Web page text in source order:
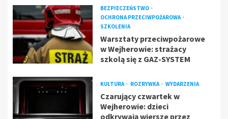
BEZPIECZEŃSTWO
OCHRONA PRZECIWPOŻAROWA
SZKOLENIA
Warsztaty przeciwpożarowe
w Wejherowie: strażacy
szkolą się z GAZ-SYSTEM
KULTURA ROZRYWKA WYDARZENIA
Czarujący czwartek w
Wejherowie: dzieci
odkrywają wiersze przez